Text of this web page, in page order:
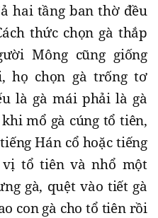
hai tầng ban thờ đều
thức chọn gà thắp
Mông cũng giống
họ chọn gà trống tơ
là gà mái phải là gà
mổ gà cúng tổ tiên,
Hán cổ hoặc tiếng
vị tổ tiên và nhổ một
gà, quệt vào tiết gà
con gà cho tổ tiên rồi